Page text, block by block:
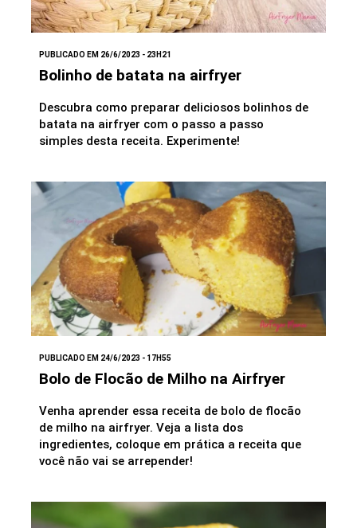
PUBLICADO EM 26/6/2023 - 23H21
Bolinho de batata na airfryer
Descubra como preparar deliciosos bolinhos de
batata na airfryer com o passo a passo
simples desta receita. Experimente!
PUBLICADO EM 24/6/2023 - 17H55
Bolo de Flocão de Milho na Airfryer
Venha aprender essa receita de bolo de flocão
de milho na airfryer. Veja a lista dos
ingredientes, coloque em prática a receita que
você não vai se arrepender!